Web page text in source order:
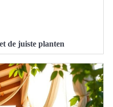
de juiste planten